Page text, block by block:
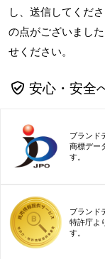
し、送信してくだ
の点がございまし
せください。
安心・安全
ブランド
商標デー
す。
ブランド
特許庁よ
す。